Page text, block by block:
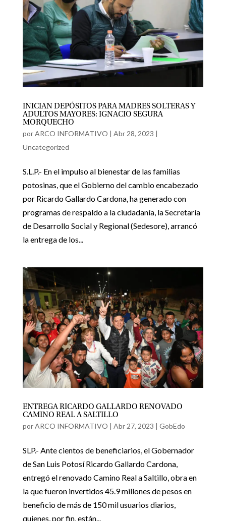
INICIAN DEPÓSITOS PARA MADRES SOLTERAS Y
ADULTOS MAYORES: IGNACIO SEGURA
MORQUECHO
porARCO INFORMATIVO | Abr 28, 2023 |
Uncategorized
S.L.P.- En el impulso al bienestar de las familias
potosinas, que el Gobierno del cambio encabezado
por Ricardo Gallardo Cardona, ha generado con
programas de respaldo a la ciudadanía, la Secretaría
de Desarrollo Social y Regional (Sedesore), arrancó
la entrega de los...
ENTREGA RICARDO GALLARDO RENOVADO
CAMINO REAL A SALTILLO
porARCO INFORMATIVO | Abr 27, 2023 | GobEdo
SLP.- Ante cientos de beneficiarios, el Gobernador
de San Luis Potosí Ricardo Gallardo Cardona,
entregó el renovado Camino Real a Saltillo, obra en
la que fueron invertidos 45.9 millones de pesos en
beneficio de más de 150 mil usuarios diarios,
quienes, por fin, están...